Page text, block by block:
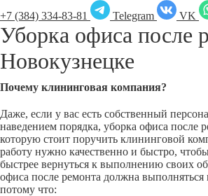
+7 (384) 334-83-81
Telegram VK
Уборка офиса после
Новокузнецке
Почему клининговая компания?
Даже, если у вас есть собственный
наведением порядка, уборка офиса после
которую стоит поручить клининговой
работу нужно качественно и быстро,
быстрее вернуться к выполнению своих
офиса после ремонта должна
потому что: